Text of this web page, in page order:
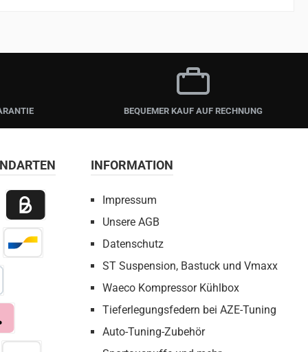
BEQUEMER KAUF AUF RECHNUNG
Payment
Billie / Kauf auf Rechnung
Net
Bancontact
INFORMATION
Impressum
Unsere AGB
Datenschutz
ST Suspension, Bastuck und Vmaxx
Waeco Kompressor Kühlbox
Tieferlegungsfedern bei AZE-Tuning
Auto-Tuning-Zubehör